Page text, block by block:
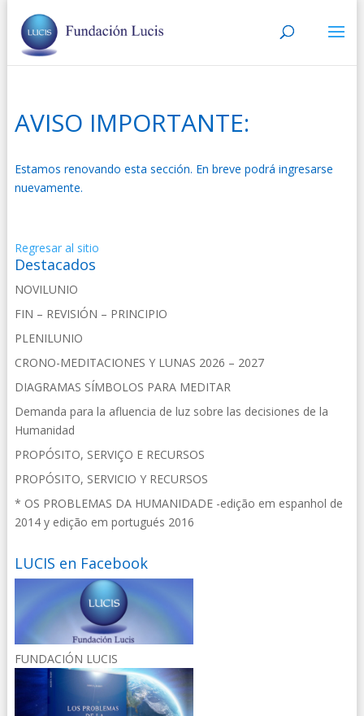
AVISO IMPORTANTE:
Estamos renovando esta sección. En breve podrá ingresarse
nuevamente.
Regresar al sitio
Destacados
NOVILUNIO
FIN – REVISIÓN – PRINCIPIO
PLENILUNIO
CRONO-MEDITACIONES Y LUNAS 2026 – 2027
DIAGRAMAS SÍMBOLOS PARA MEDITAR
Demanda para la afluencia de luz sobre las decisiones de la
Humanidad
PROPÓSITO, SERVIÇO E RECURSOS
PROPÓSITO, SERVICIO Y RECURSOS
* OS PROBLEMAS DA HUMANIDADE -edição em espanhol de
2014 y edição em portugués 2016
LUCIS en Facebook
FUNDACIÓN LUCIS